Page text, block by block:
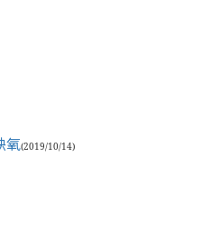
氧(2019/10/14)